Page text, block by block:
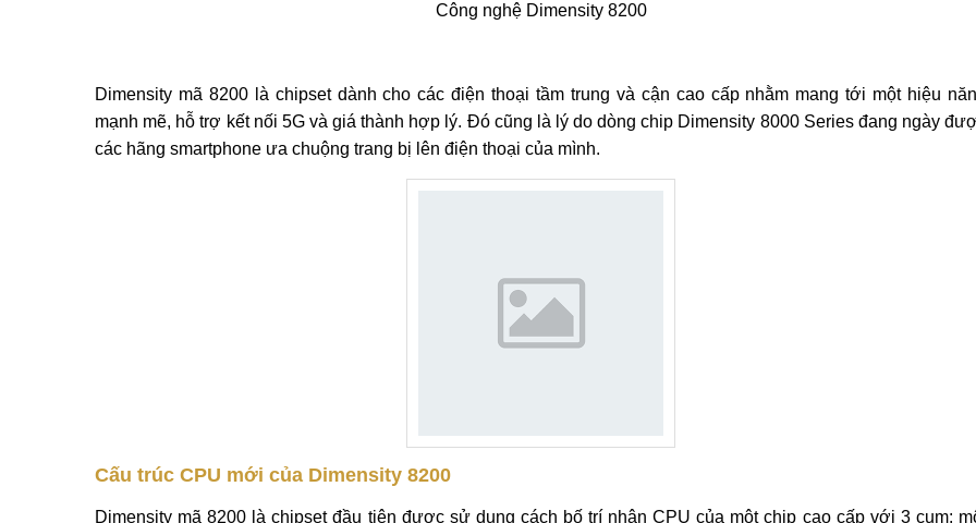
Công nghệ Dimensity 8200
Dimensity mã 8200 là chipset dành cho các điện thoại tầm trung và cận cao cấp nhằm mang tới một hiệu
mạnh mẽ, hỗ trợ kết nối 5G và giá thành hợp lý. Đó cũng là lý do dòng chip Dimensity 8000 Series đang ngày
các hãng smartphone ưa chuộng trang bị lên điện thoại của mình.
Cấu trúc CPU mới của Dimensity 8200
Dimensity mã 8200 là chipset đầu tiên được sử dụng cách bố trí nhân CPU của một chip cao cấp với 3 cụm: